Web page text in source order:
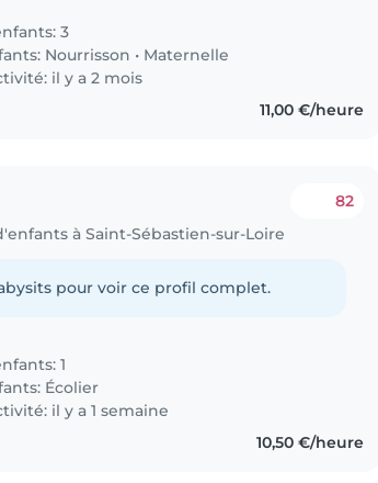
3
Nourrisson • Maternelle
il y a 2 mois
11,00 €/heure
à Saint-Sébastien-sur-Loire
82
pour voir ce profil complet.
1
Écolier
il y a 1 semaine
10,50 €/heure